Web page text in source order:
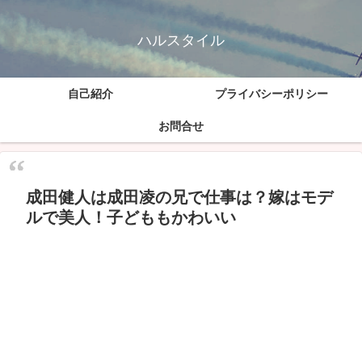
ハルスタイル
自己紹介 プライバシーポリシー
お問合せ
成田健人は成田凌の兄で仕事は？嫁はモデ
ルで美人！子どももかわいい